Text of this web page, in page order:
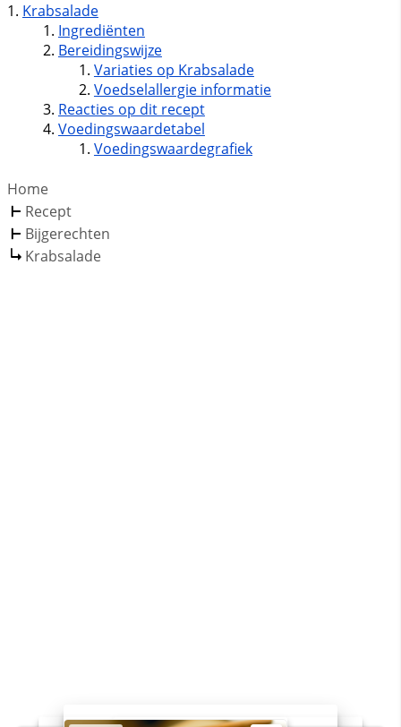
Krabsalade
Ingrediënten
Bereidingswijze
Variaties op Krabsalade
Voedselallergie informatie
Reacties op dit recept
Voedingswaardetabel
Voedingswaardegrafiek
Home
Recept
Bijgerechten
Krabsalade